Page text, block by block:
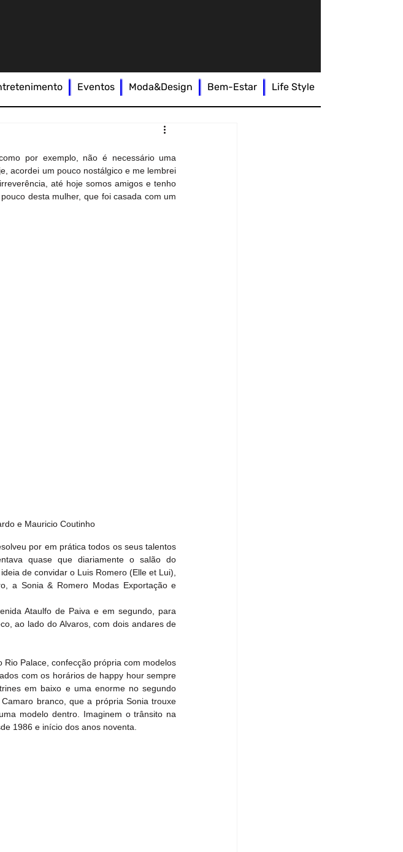
por exemplo, não é necessário uma
acordei um pouco nostálgico e me lembrei
até hoje somos amigos e tenho
desta mulher, que foi casada com um
e Mauricio Coutinho
por em prática todos os seus talentos
quase que diariamente o salão do
de convidar o Luis Romero (Elle et Lui),
a Sonia & Romero Modas Exportação e
Ataulfo de Paiva e em segundo, para
ao lado do Alvaros, com dois andares de
Palace, confecção própria com modelos
com os horários de happy hour sempre
em baixo e uma enorme no segundo
branco, que a própria Sonia trouxe
modelo dentro. Imaginem o trânsito na
1986 e início dos anos noventa.
Eventos Moda&Design Bem-Estar Life Style